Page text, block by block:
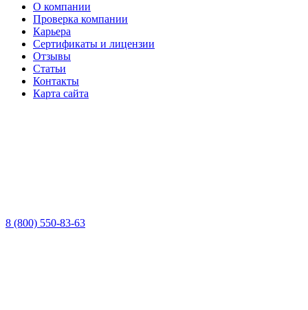
О компании
Проверка компании
Карьера
Сертификаты и лицензии
Отзывы
Статьи
Контакты
Карта сайта
8 (800) 550-83-63